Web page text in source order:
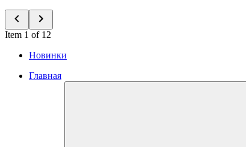
Item 1 of 12
Новинки
Главная